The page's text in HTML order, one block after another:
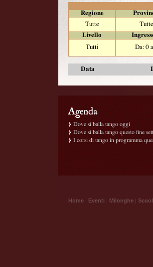
Regione
Tutte
Tutte
Livello
Tutti
Da: 0
Data
Dove si balla tango oggi
Dove si balla tango questo fine
I corsi di tango in programma
Home | Eventi | Milonghe |